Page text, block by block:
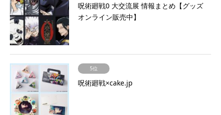
呪術廻戦0 大交流展 情報まとめ【グッズ
オンライン販売中】
5位
呪術廻戦×cake.jp